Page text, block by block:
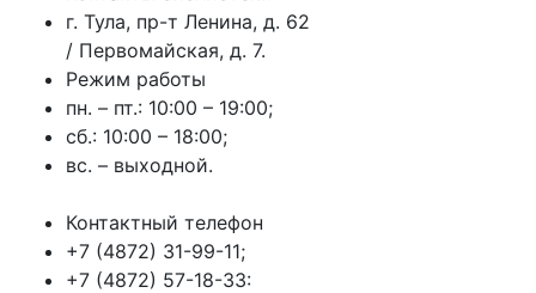
г. Тула, пр-т Ленина, д. 62
/ Первомайская, д. 7.
Режим работы
пн. – пт.: 10:00 – 19:00;
сб.: 10:00 – 18:00;
вс. – выходной.
Контактный телефон
+7 (4872) 31-99-11;
+7 (4872) 57-18-33: